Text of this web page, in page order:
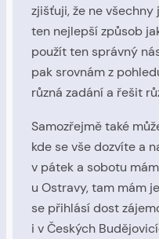
zjišťuji, že ne
ten nejlepší způsob
použít ten správný
pak srovnám z
různá zadání a řešit
Samozřejmě také
kde se vše dozvíte a
v pátek a sobotu
u Ostravy, tam mám
se přihlásí dost
i v Českých